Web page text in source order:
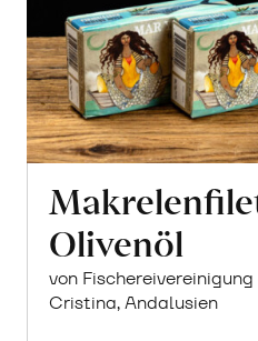
Olivenöl
von
Cristina, Andalusien